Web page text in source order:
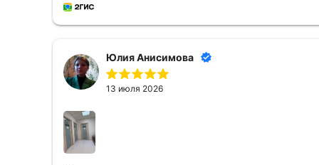
Юлия Анисимова
13 июля 2026